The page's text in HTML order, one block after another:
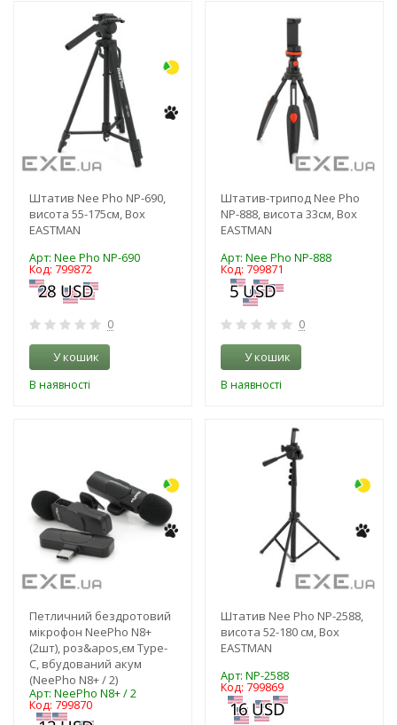
Штатив Nee Pho NP-690,
висота 55-175см, Box
EASTMAN
Арт: Nee Pho NP-690
Код: 799872
0
У кошик
В наявності
Штатив-трипод Nee Pho
NP-888, висота 33см, Box
EASTMAN
Арт: Nee Pho NP-888
Код: 799871
0
У кошик
В наявності
Петличний бездротовий
мікрофон NeePho N8+
(2шт), роз&apos,єм Type-
C, вбудований акум
(NeePho N8+ / 2)
Арт: NeePho N8+ / 2
Код: 799870
Штатив Nee Pho NP-2588,
висота 52-180 см, Box
EASTMAN
Арт: NP-2588
Код: 799869